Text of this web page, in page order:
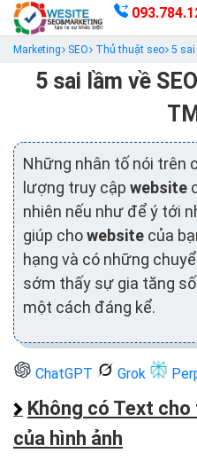
Marketing SEO Thủ thuật seo 5 sai
5 sai lầm về
Những nhân tố nói trên
lượng truy cập website
nhiên nếu như để ý tới
giúp chowebsite của
hạng và có những
sớm thấy sự gia tăng
một cách đáng kể.
ChatGPT Grok
Không có Text
của hình ảnh